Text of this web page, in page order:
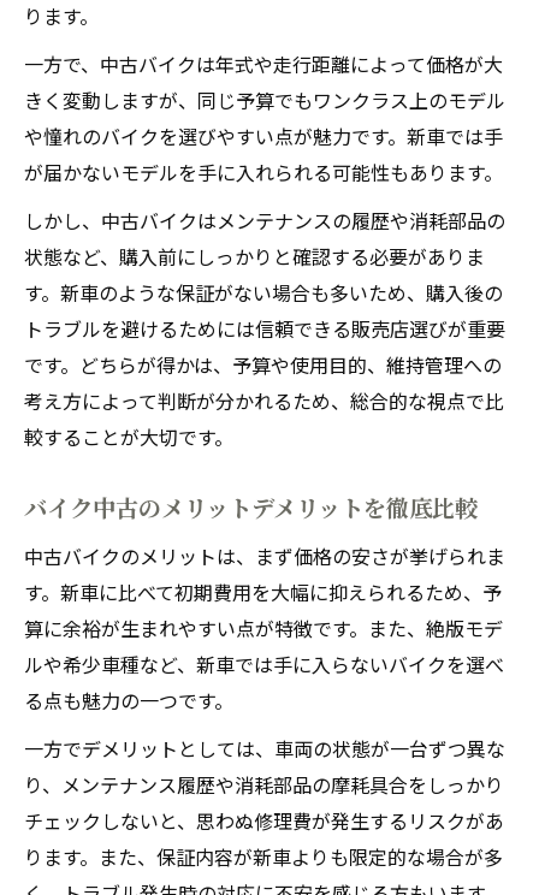
ります。
一方で、中古バイクは年式や走行距離によって価格が大
きく変動しますが、同じ予算でもワンクラス上のモデル
や憧れのバイクを選びやすい点が魅力です。新車では手
が届かないモデルを手に入れられる可能性もあります。
しかし、中古バイクはメンテナンスの履歴や消耗部品の
状態など、購入前にしっかりと確認する必要がありま
す。新車のような保証がない場合も多いため、購入後の
トラブルを避けるためには信頼できる販売店選びが重要
です。どちらが得かは、予算や使用目的、維持管理への
考え方によって判断が分かれるため、総合的な視点で比
較することが大切です。
バイク中古のメリットデメリットを徹底比較
中古バイクのメリットは、まず価格の安さが挙げられま
す。新車に比べて初期費用を大幅に抑えられるため、予
算に余裕が生まれやすい点が特徴です。また、絶版モデ
ルや希少車種など、新車では手に入らないバイクを選べ
る点も魅力の一つです。
一方でデメリットとしては、車両の状態が一台ずつ異な
り、メンテナンス履歴や消耗部品の摩耗具合をしっかり
チェックしないと、思わぬ修理費が発生するリスクがあ
ります。また、保証内容が新車よりも限定的な場合が多